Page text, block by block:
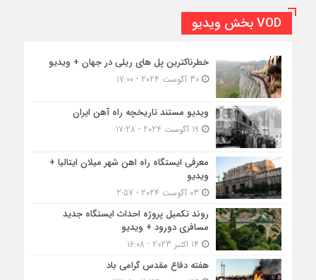
VOD بخش ویدیو
خطرناکترین پل های ریلی در جهان + ویدیو
30 آگوست 2024 - 17:00
ویدیو مستند تاریخچه راه آهن ایران
معرفی ایستگاه راه اهن شهر میلان ایتالیا +
ویدیو
روند تکمیل پروژه احداث ایستگاه جدید
مسافری دورود + ویدیو
هفته دفاع مقدس گرامی باد